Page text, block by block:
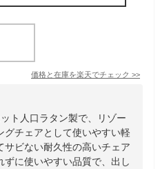
価格と在庫を楽天でチェック >>
ト人口ラタン製で、リゾー
グチェアとして使いやすい軽
ビない耐久性の高いチェア
に使いやすい品質で、出し